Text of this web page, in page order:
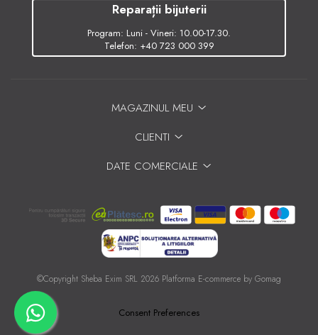
Reparații bijuterii
Program: Luni - Vineri: 10.00-17.30.
Telefon: +40 723 000 399
MAGAZINUL MEU
CLIENTI
DATE COMERCIALE
©Copyright Sheba Exim SRL 2026 Platforma E-commerce by Gomag
Consent Preferences